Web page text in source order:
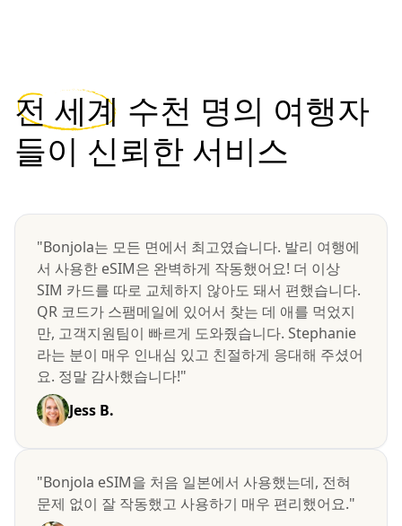
전 세계 수천 명의 여행자
들이 신뢰한 서비스
"Bonjola는 모든 면에서 최고였습니다. 발리 여행에
서 사용한 eSIM은 완벽하게 작동했어요! 더 이상
SIM 카드를 따로 교체하지 않아도 돼서 편했습니다.
QR 코드가 스팸메일에 있어서 찾는 데 애를 먹었지
만, 고객지원팀이 빠르게 도와줬습니다. Stephanie
라는 분이 매우 인내심 있고 친절하게 응대해 주셨어
요. 정말 감사했습니다!"
Jess B.
"Bonjola eSIM을 처음 일본에서 사용했는데, 전혀
문제 없이 잘 작동했고 사용하기 매우 편리했어요."